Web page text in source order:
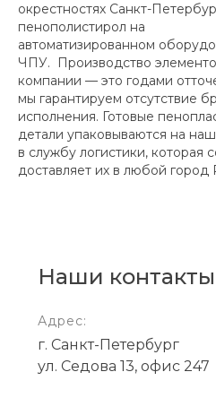
окрестностях Санкт-
пенополистирол на
автоматизированном
ЧПУ. Производство
компании — это годами
мы гарантируем отсутствие
исполнения. Готовые
детали упаковываются на
в службу логистики, которая
доставляет их в любой
Наши контакты
Адрес:
г. Санкт-Петербург
ул. Седова 13, офис 247